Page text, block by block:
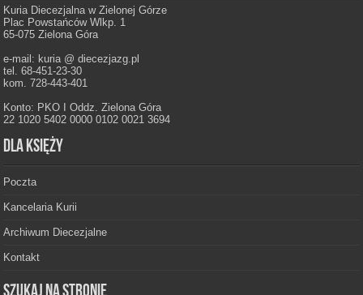
Kuria Diecezjalna w Zielonej Górze
Plac Powstańców Wlkp. 1
65-075 Zielona Góra
e-mail: kuria @ diecezjazg.pl
tel. 68-451-23-30
kom. 728-443-401
Konto: PKO I Oddz. Zielona Góra
22 1020 5402 0000 0102 0021 3694
Dla księży
Poczta
Kancelaria Kurii
Archiwum Diecezjalne
Kontakt